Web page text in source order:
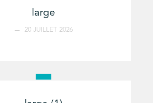
large
20 JUILLET 2026